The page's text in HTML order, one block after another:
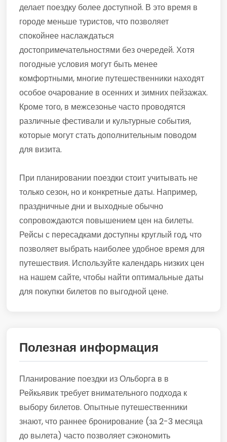
делает поездку более доступной. В это время в
городе меньше туристов, что позволяет
спокойнее наслаждаться
достопримечательностями без очередей. Хотя
погодные условия могут быть менее
комфортными, многие путешественники находят
особое очарование в осенних и зимних пейзажах.
Кроме того, в межсезонье часто проводятся
различные фестивали и культурные события,
которые могут стать дополнительным поводом
для визита.
При планировании поездки стоит учитывать не
только сезон, но и конкретные даты. Например,
праздничные дни и выходные обычно
сопровождаются повышением цен на билеты.
Рейсы с пересадками доступны круглый год, что
позволяет выбрать наиболее удобное время для
путешествия. Используйте календарь низких цен
на нашем сайте, чтобы найти оптимальные даты
для покупки билетов по выгодной цене.
Полезная информация
Планирование поездки из Ольборга в в
Рейкьявик требует внимательного подхода к
выбору билетов. Опытные путешественники
знают, что раннее бронирование (за 2-3 месяца
до вылета) часто позволяет сэкономить